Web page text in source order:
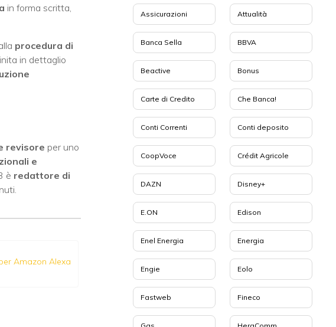
in forma scritta,
procedura di
in dettaglio
revisore per uno
e
è redattore di
Amazon Alexa
Assicurazioni Attualità
Banca Sella BBVA
Beactive Bonus
Carte di Credito Che Banca!
Conti Correnti Conti deposito
CoopVoce Crédit Agricole
DAZN Disney+
E.ON Edison
Enel Energia Energia
Engie Eolo
Fastweb Fineco